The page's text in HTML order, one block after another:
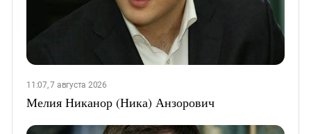
11:07, 7 августа 2026
Мелия Никанор (Ника) Анзорович